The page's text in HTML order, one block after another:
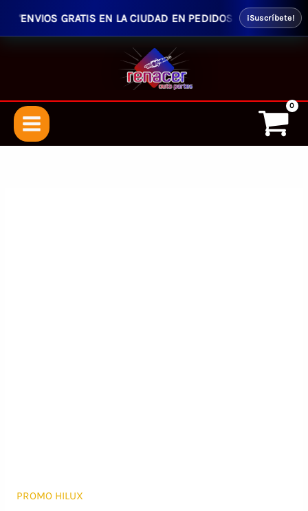
ENVIOS GRATIS EN LA CIUDAD EN PEDIDOS SUPERIORES
¡Suscríbete!
PROMO HILUX